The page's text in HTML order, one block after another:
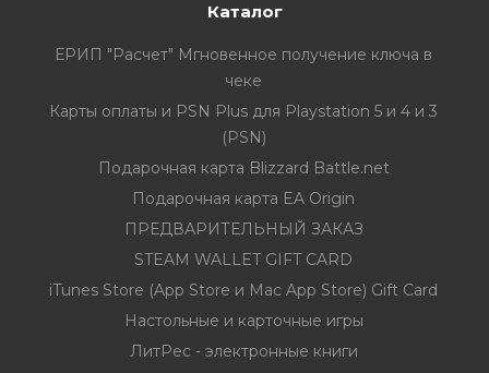
Каталог
ЕРИП "Расчет" Мгновенное получение ключа в
чеке
Карты оплаты и PSN Plus для Playstation 5 и 4 и 3
(PSN)
Подарочная карта Blizzard Battle.net
Подарочная карта EA Origin
ПРЕДВАРИТЕЛЬНЫЙ ЗАКАЗ
STEAM WALLET GIFT CARD
iTunes Store (App Store и Mac App Store) Gift Card
Настольные и карточные игры
ЛитРес - электронные книги